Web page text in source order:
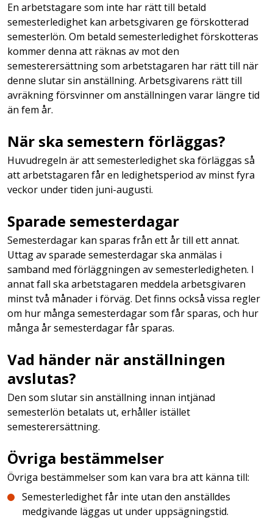
En arbetstagare som inte har rätt till betald
semesterledighet kan arbetsgivaren ge förskotterad
semesterlön. Om betald semesterledighet förskotteras
kommer denna att räknas av mot den
semesterersättning som arbetstagaren har rätt till när
denne slutar sin anställning. Arbetsgivarens rätt till
avräkning försvinner om anställningen varar längre tid
än fem år.
När ska semestern förläggas?
Huvudregeln är att semesterledighet ska förläggas så
att arbetstagaren får en ledighetsperiod av minst fyra
veckor under tiden juni-augusti.
Sparade semesterdagar
Semesterdagar kan sparas från ett år till ett annat.
Uttag av sparade semesterdagar ska anmälas i
samband med förläggningen av semesterledigheten. I
annat fall ska arbetstagaren meddela arbetsgivaren
minst två månader i förväg. Det finns också vissa regler
om hur många semesterdagar som får sparas, och hur
många år semesterdagar får sparas.
Vad händer när anställningen
avslutas?
Den som slutar sin anställning innan intjänad
semesterlön betalats ut, erhåller istället
semesterersättning.
Övriga bestämmelser
Övriga bestämmelser som kan vara bra att känna till:
Semesterledighet får inte utan den anställdes
medgivande läggas ut under uppsägningstid.